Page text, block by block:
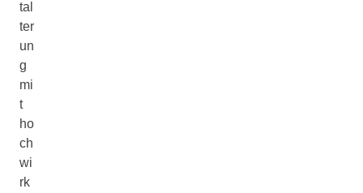
tal
ter
un
g
mi
t
ho
ch
wi
rk